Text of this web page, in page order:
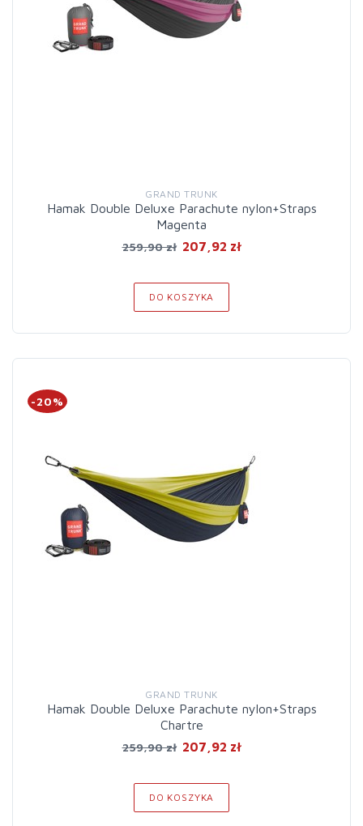
GRAND TRUNK
Hamak Double Deluxe Parachute nylon+Straps
Magenta
259,90 zł 207,92 zł
DO KOSZYKA
-20%
GRAND TRUNK
Hamak Double Deluxe Parachute nylon+Straps
Chartre
259,90 zł 207,92 zł
DO KOSZYKA